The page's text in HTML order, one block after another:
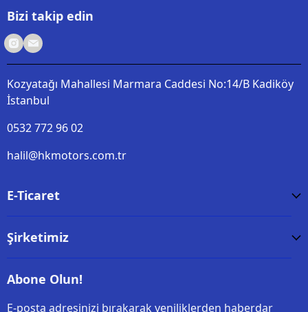
Bizi takip edin
Kozyatağı Mahallesi Marmara Caddesi No:14/B Kadiköy
İstanbul
0532 772 96 02
halil@hkmotors.com.tr
E-Ticaret
Şirketimiz
Abone Olun!
E-posta adresinizi bırakarak yeniliklerden haberdar